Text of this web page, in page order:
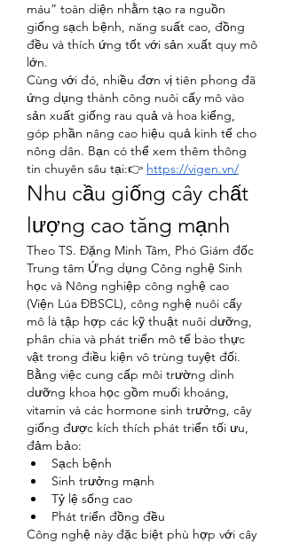
máu” toàn diện nhằm tạo ra nguồn
giống sạch bệnh, năng suất cao, đồng
đều và thích ứng tốt với sản xuất quy mô
lớn.
Cùng với đó, nhiều đơn vị tiên phong đã
ứng dụng thành công nuôi cấy mô vào
sản xuất giống rau quả và hoa kiểng,
góp phần nâng cao hiệu quả kinh tế cho
nông dân. Bạn có thể xem thêm thông
tin chuyên sâu tại:👉 https://vigen.vn/
Nhu cầu giống cây chất
lượng cao tăng mạnh
Theo TS. Đặng Minh Tâm, Phó Giám đốc
Trung tâm Ứng dụng Công nghệ Sinh
học và Nông nghiệp công nghệ cao
(Viện Lúa ĐBSCL), công nghệ nuôi cấy
mô là tập hợp các kỹ thuật nuôi dưỡng,
phân chia và phát triển mô tế bào thực
vật trong điều kiện vô trùng tuyệt đối.
Bằng việc cung cấp môi trường dinh
dưỡng khoa học gồm muối khoáng,
vitamin và các hormone sinh trưởng, cây
giống được kích thích phát triển tối ưu,
đảm bảo:
Sạch bệnh
Sinh trưởng mạnh
Tỷ lệ sống cao
Phát triển đồng đều
Công nghệ này đặc biệt phù hợp với cây